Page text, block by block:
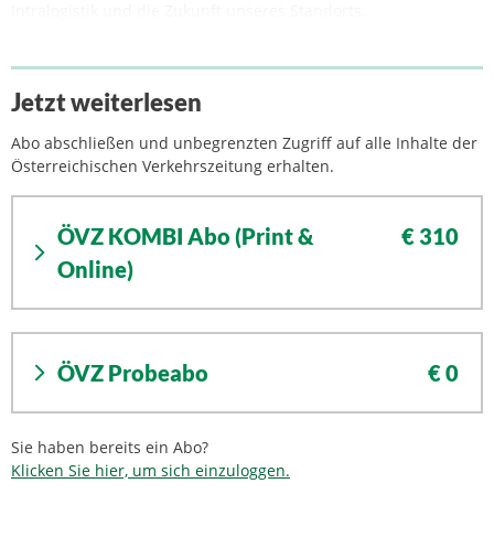
Jetzt weiterlesen
Abo abschließen und unbegrenzten Zugriff auf alle Inhalte der
Österreichischen Verkehrszeitung erhalten.
ÖVZ KOMBI Abo (Print &
Online)
€ 310
ÖVZ Probeabo € 0
Sie haben bereits ein Abo?
Klicken Sie hier, um sich einzuloggen.